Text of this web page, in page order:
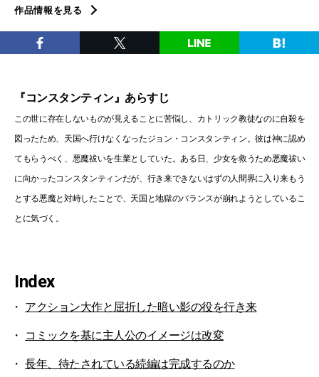
作品情報を見る
『コンスタンティン』あらすじ
この世に存在しないものが見えることに苦悩し、カトリック教徒なのに自殺を
図ったため、天国へ行けなくなったジョン・コンスタンティン。彼は神に認め
てもらうべく、悪魔祓いを生業としていた。ある日、少女を救うため悪魔祓い
に向かったコンスタンティンだが、行き来できないはずの人間界に入り来もう
とする悪魔と対峙したことで、天国と地獄のバランスが崩れようとしているこ
とに気づく。
Index
アクション大作と屈折した暗い影の役を行き来
コミックを基に主人公のイメージは改変
長年、待たされている続編は完成するのか